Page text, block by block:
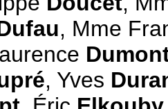
, Mme
, Yves